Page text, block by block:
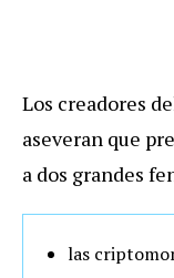
Los creadores
aseveran que
a dos grandes
las